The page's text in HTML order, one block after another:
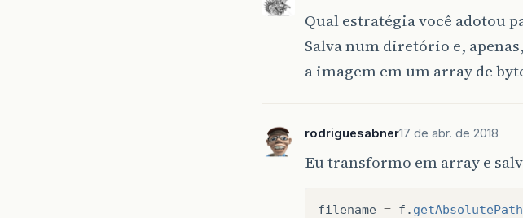
Qual estratégia você adotou
Salva num diretório e,
a imagem em um array de
rodriguesabner17 de abr. de 2018
Eu transformo em array e
filename = f . getAbsolutePath